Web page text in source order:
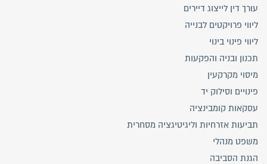
עורך דין לייצוג דיירים
ליווי פרויקטים לבנייה
ליווי פינוי בינוי
תכנון ובניה והפקעות
מיסוי מקרקעין
פינויים וסילוק יד
עסקאות קומבינציה
תביעות אזרחיות וליגיטיגציה מסחרית
משפט מנהלי
הגנת הסביבה